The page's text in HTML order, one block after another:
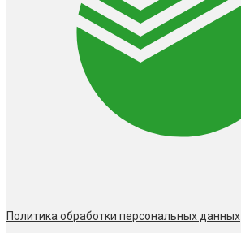
Политика обработки персональных данных